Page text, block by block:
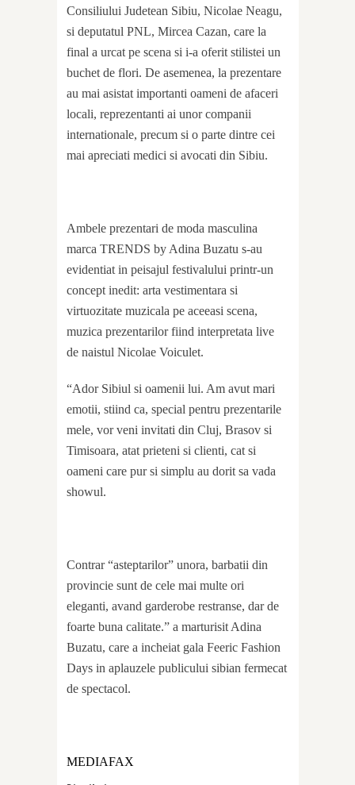
Consiliului Judetean Sibiu, Nicolae Neagu,
si deputatul PNL, Mircea Cazan, care la
final a urcat pe scena si i-a oferit stilistei un
buchet de flori. De asemenea, la prezentare
au mai asistat importanti oameni de afaceri
locali, reprezentanti ai unor companii
internationale, precum si o parte dintre cei
mai apreciati medici si avocati din Sibiu.
Ambele prezentari de moda masculina
marca TRENDS by Adina Buzatu s-au
evidentiat in peisajul festivalului printr-un
concept inedit: arta vestimentara si
virtuozitate muzicala pe aceeasi scena,
muzica prezentarilor fiind interpretata live
de naistul Nicolae Voiculet.
“Ador Sibiul si oamenii lui. Am avut mari
emotii, stiind ca, special pentru prezentarile
mele, vor veni invitati din Cluj, Brasov si
Timisoara, atat prieteni si clienti, cat si
oameni care pur si simplu au dorit sa vada
showul.
Contrar “asteptarilor” unora, barbatii din
provincie sunt de cele mai multe ori
eleganti, avand garderobe restranse, dar de
foarte buna calitate.” a marturisit Adina
Buzatu, care a incheiat gala Feeric Fashion
Days in aplauzele publicului sibian fermecat
de spectacol.
MEDIAFAX